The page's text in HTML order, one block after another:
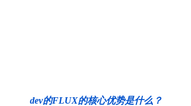
dev的FLUX的核心优势是什么？